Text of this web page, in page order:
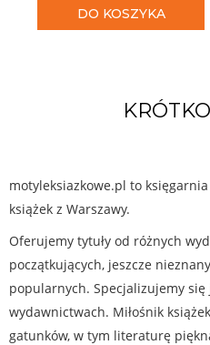
DO KOSZYKA
motyleksiazkowe.pl to
książek z Warszawy.
Oferujemy tytuły od różnych
początkujących, jeszcze
popularnych. Specjalizujemy
wydawnictwach. Miłośnik
gatunków, w tym literaturę